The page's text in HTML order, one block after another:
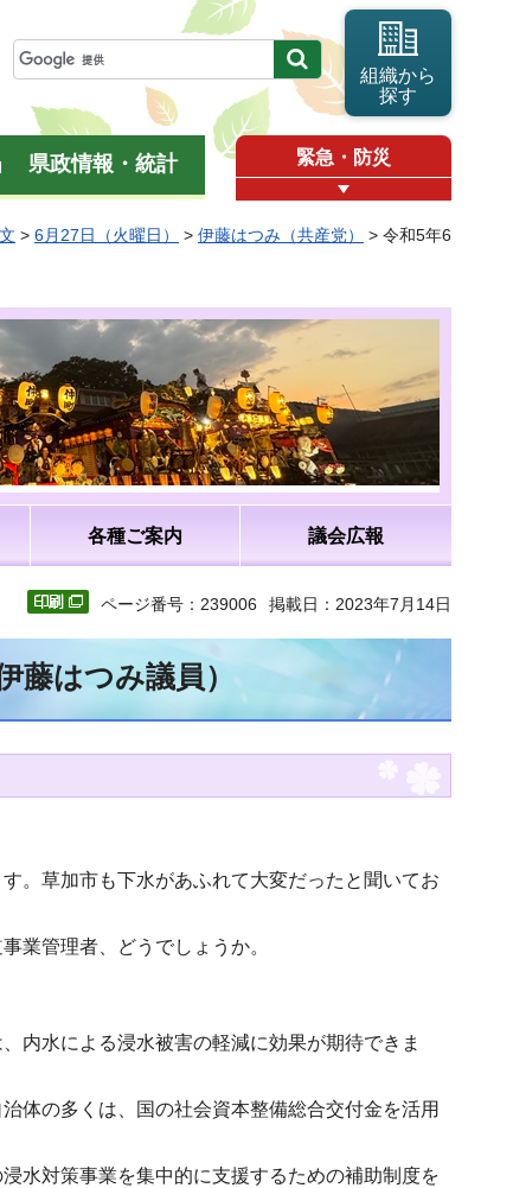
組織から
探す
県政情報・統計 緊急・防災
> 6月27日（火曜日） > 伊藤はつみ（共産党）
> 令和5年6
各種ご案内 議会広報
ページ番号：239006 掲載日：2023年7月14日
藤はつみ議員）
。草加市も下水があふれて大変だったと聞いてお
業管理者、どうでしょうか。
内水による浸水被害の軽減に効果が期待できま
体の多くは、国の社会資本整備総合交付金を活用
水対策事業を集中的に支援するための補助制度を